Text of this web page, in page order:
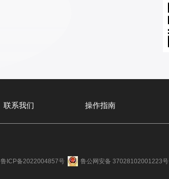
联系我们 操作指南
鲁ICP备2022004857号 鲁公网安备 37028102001223号